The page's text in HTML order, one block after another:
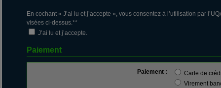
En cochant « J’ai lu et j’accepte », vous consentez à l’utilisation par
visées ci-dessus.**
J’ai lu et j’accepte.
Paiement
Paiement :
Carte de
Virement